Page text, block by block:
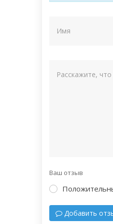
Ваш отзыв
Добавить